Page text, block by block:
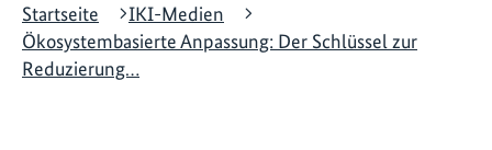
Startseite
IKI-Medien
Ökosystembasierte Anpassung: Der Schlüssel zur
Reduzierung…